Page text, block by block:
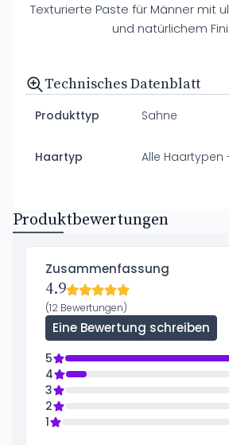
Texturierte Paste für Männer mit
und natürlichem
Technisches Datenblatt
Produkttyp Sahne
Haartyp Alle Haartypen
Produktbewertungen
Zusammenfassung
4.9
(12 Bewertungen)
Eine Bewertung schreiben
5
4
3
2
1